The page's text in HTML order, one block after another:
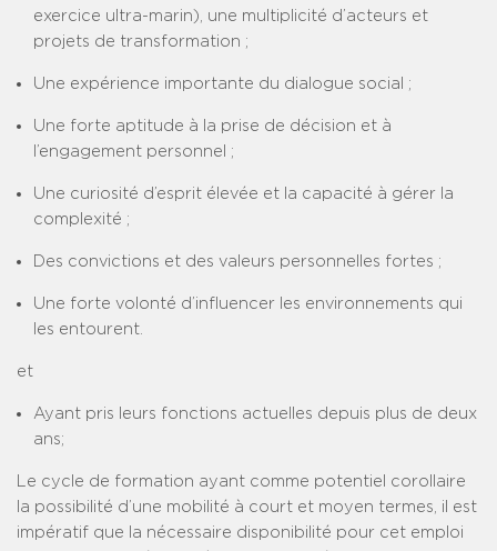
exercice ultra-marin), une multiplicité d’acteurs et
projets de transformation ;
Une expérience importante du dialogue social ;
Une forte aptitude à la prise de décision et à
l’engagement personnel ;
Une curiosité d’esprit élevée et la capacité à gérer la
complexité ;
Des convictions et des valeurs personnelles fortes ;
Une forte volonté d’influencer les environnements qui
les entourent.
et
Ayant pris leurs fonctions actuelles depuis plus de deux
ans;
Le cycle de formation ayant comme potentiel corollaire
la possibilité d’une mobilité à court et moyen termes, il est
impératif que la nécessaire disponibilité pour cet emploi